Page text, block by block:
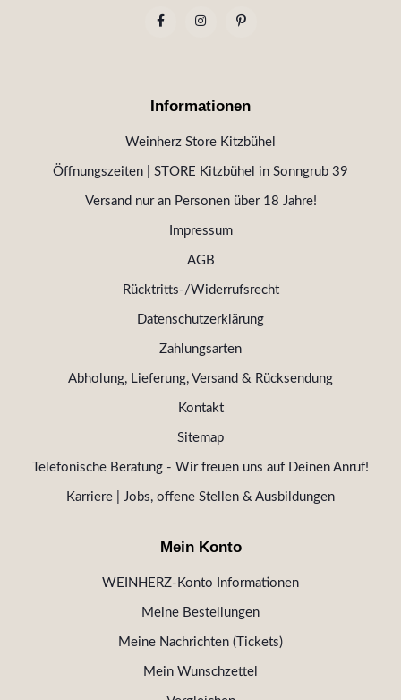
Informationen
Weinherz Store Kitzbühel
Öffnungszeiten | STORE Kitzbühel in Sonngrub 39
Versand nur an Personen über 18 Jahre!
Impressum
AGB
Rücktritts-/Widerrufsrecht
Datenschutzerklärung
Zahlungsarten
Abholung, Lieferung, Versand & Rücksendung
Kontakt
Sitemap
Telefonische Beratung - Wir freuen uns auf Deinen Anruf!
Karriere | Jobs, offene Stellen & Ausbildungen
Mein Konto
WEINHERZ-Konto Informationen
Meine Bestellungen
Meine Nachrichten (Tickets)
Mein Wunschzettel